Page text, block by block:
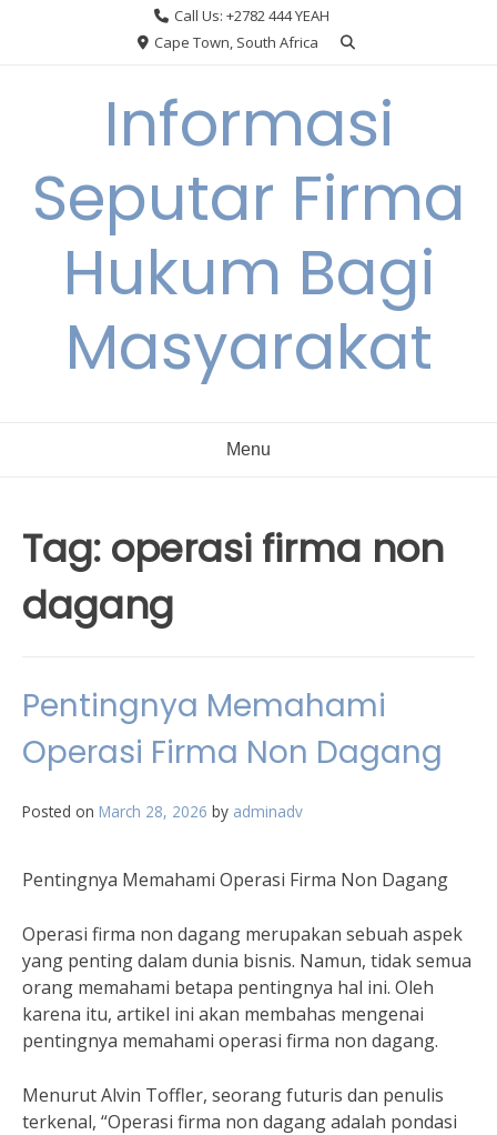
Call Us: +2782 444 YEAH
Cape Town, South Africa
Informasi
Seputar Firma
Hukum Bagi
Masyarakat
Menu
Tag: operasi firma non
dagang
Pentingnya Memahami
Operasi Firma Non Dagang
Posted on March 28, 2026 by adminadv
Pentingnya Memahami Operasi Firma Non Dagang
Operasi firma non dagang merupakan sebuah aspek
yang penting dalam dunia bisnis. Namun, tidak semua
orang memahami betapa pentingnya hal ini. Oleh
karena itu, artikel ini akan membahas mengenai
pentingnya memahami operasi firma non dagang.
Menurut Alvin Toffler, seorang futuris dan penulis
terkenal, “Operasi firma non dagang adalah pondasi